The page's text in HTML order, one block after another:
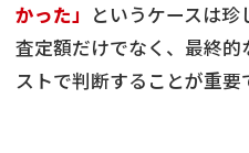
かった」 というケースは
査定額だけでなく、最終
ストで判断することが重要